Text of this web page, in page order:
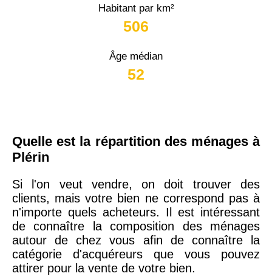
Habitant par km²
506
Âge médian
52
Quelle est la répartition des ménages à
Plérin
Si l'on veut vendre, on doit trouver des
clients, mais votre bien ne correspond pas à
n'importe quels acheteurs. Il est intéressant
de connaître la composition des ménages
autour de chez vous afin de connaître la
catégorie d'acquéreurs que vous pouvez
attirer pour la vente de votre bien.